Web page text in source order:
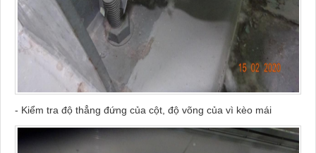
- Kiểm tra độ thẳng đứng của cột, độ võng của vì kèo mái